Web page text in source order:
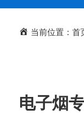
当前位置： 首
电子烟